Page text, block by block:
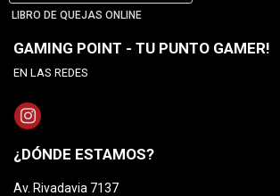
LIBRO DE QUEJAS ONLINE
GAMING POINT - TU PUNTO GAMER!
EN LAS REDES
¿DÓNDE ESTAMOS?
Av. Rivadavia 7137